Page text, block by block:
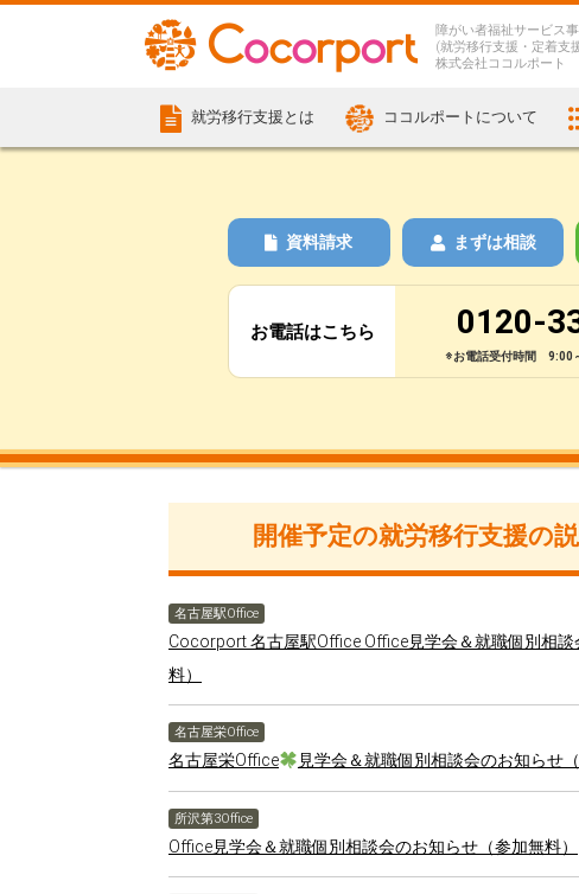
障がい者福祉サービス
(就労移行支援・定着支
株式会社ココルポート
就労移行支援とは ココルポートについて
資料請求 まずは相談
お電話はこちら 0120-
※お電話受付時間 9:00
開催予定の就労移行支援の
名古屋駅Office
Cocorport 名古屋駅Office Office見学会＆就職個別相
料）
名古屋栄Office
名古屋栄Office 見学会＆就職個別相談会のお知らせ（
所沢第3Office
Office見学会＆就職個別相談会のお知らせ（参加無料）